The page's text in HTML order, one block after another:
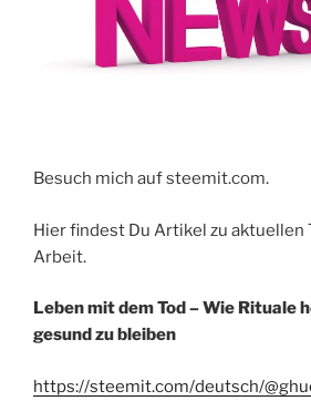
Besuch mich auf steemit.com.
Hier findest Du Artikel zu
Arbeit.
Leben mit dem Tod – Wie Rituale
gesund zu bleiben
https://steemit.com/deutsch/